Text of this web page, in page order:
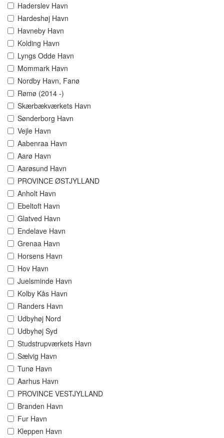
Haderslev Havn
Hardeshøj Havn
Havneby Havn
Kolding Havn
Lyngs Odde Havn
Mommark Havn
Nordby Havn, Fanø
Rømø (2014 -)
Skærbækværkets Havn
Sønderborg Havn
Vejle Havn
Aabenraa Havn
Aarø Havn
Aarøsund Havn
PROVINCE ØSTJYLLAND
Anholt Havn
Ebeltoft Havn
Glatved Havn
Endelave Havn
Grenaa Havn
Horsens Havn
Hov Havn
Juelsminde Havn
Kolby Kås Havn
Randers Havn
Udbyhøj Nord
Udbyhøj Syd
Studstrupværkets Havn
Sælvig Havn
Tunø Havn
Aarhus Havn
PROVINCE VESTJYLLAND
Branden Havn
Fur Havn
Kleppen Havn